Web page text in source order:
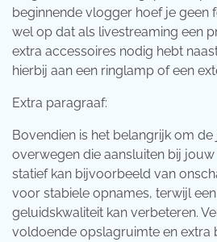
beginnende vlogger hoef je geen
wel op dat als livestreaming een
extra accessoires nodig hebt
hierbij aan een ringlamp of een
Extra paragraaf:
Bovendien is het belangrijk om
overwegen die aansluiten bij
statief kan bijvoorbeeld van
voor stabiele opnames, terwijl
geluidskwaliteit kan verbeteren.
voldoende opslagruimte en extra